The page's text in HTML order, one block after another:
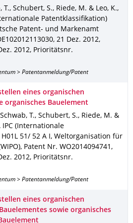
T., Schubert, S., Riede, M. & Leo, K.,
Patentklassifikation)
Patent- und Markenamt
, 21 Dez. 2012,
2012, Prioritätsnr.
> Patentanmeldung/Patent
eines organischen
organisches Bauelement
T., Schubert, S., Riede, M. &
IPC (Internationale
51/ 52 A I , Weltorganisation für
, Patent Nr. WO2014094741 ,
2012, Prioritätsnr.
> Patentanmeldung/Patent
eines organischen
sowie organisches